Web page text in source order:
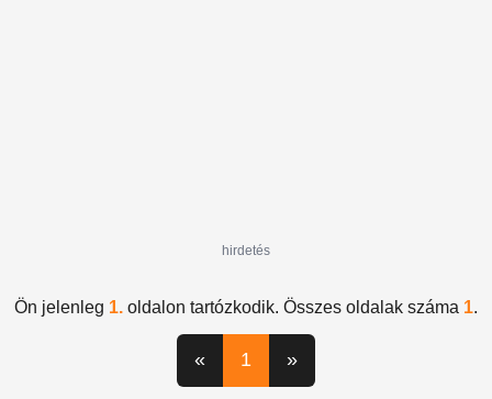
hirdetés
Ön jelenleg 1. oldalon tartózkodik. Összes oldalak száma 1.
« 1 »